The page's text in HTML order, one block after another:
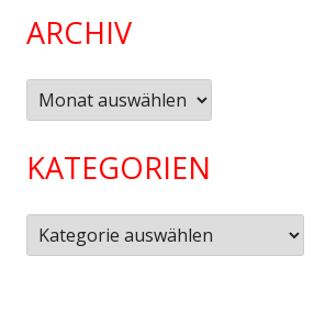
ARCHIV
Archiv
KATEGORIEN
Kategorien